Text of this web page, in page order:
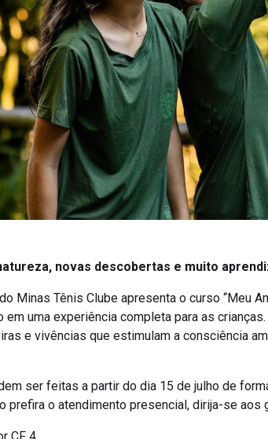
novas descobertas e muito
Minas Tênis Clube apresenta o curso “Meu
uma experiência completa para as
e vivências que estimulam a consciência
ser feitas a partir do dia 15 de julho de
prefira o atendimento presencial, dirija-se
CF 4